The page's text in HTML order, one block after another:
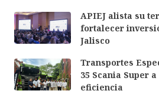
APIEJ alista su
fortalecer
Jalisco
Transportes
35 Scania Super
eficiencia